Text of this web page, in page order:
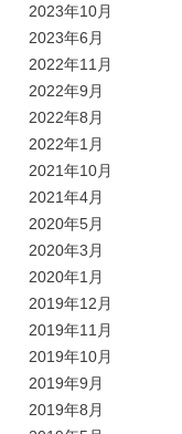
2023年10月
2023年6月
2022年11月
2022年9月
2022年8月
2022年1月
2021年10月
2021年4月
2020年5月
2020年3月
2020年1月
2019年12月
2019年11月
2019年10月
2019年9月
2019年8月